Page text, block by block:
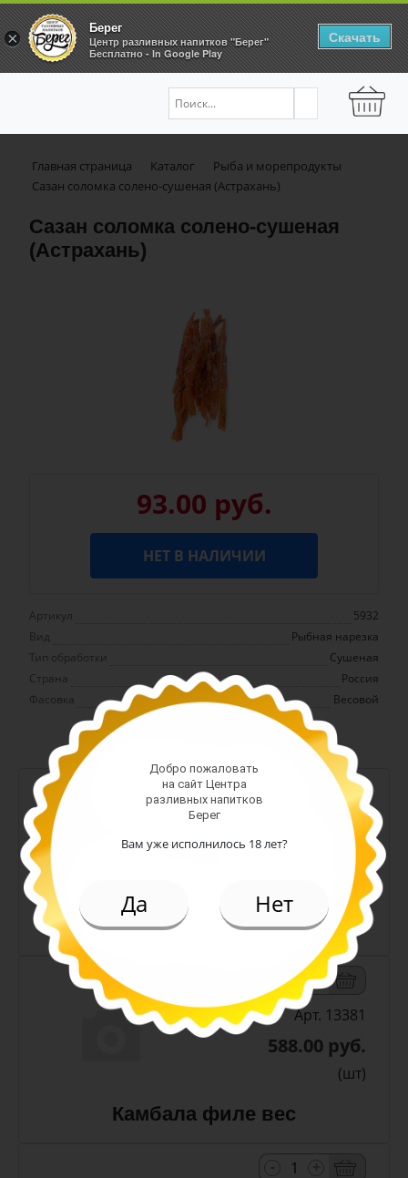
Главная страница Каталог
Рыба и морепродукты
Сазан соломка солено-сушеная (Астрахань)
Сазан соломка солено-сушеная
(Астрахань)
93.00 руб.
НЕТ В НАЛИЧИИ
Артикул
5932
Вид
Рыбная нарезка
Тип обработки
Сушеная
Страна
Россия
Фасовка
Весовой
Арт. 13380
588.00 руб.
(шт)
Камбала стружка вес
+
Арт. 13381
588.00 руб.
(шт)
Камбала филе вес
Добро пожаловать
на сайт Центра
разливных напитков
Берег
Вам уже исполнилось 18 лет?
Да Нет
×
Берег
Центр разливных напитков "Берег"
Бесплатно - In Google Play
Скачать